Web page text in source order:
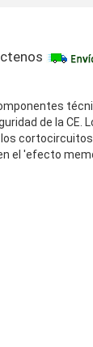
de la CE.
el 'efecto